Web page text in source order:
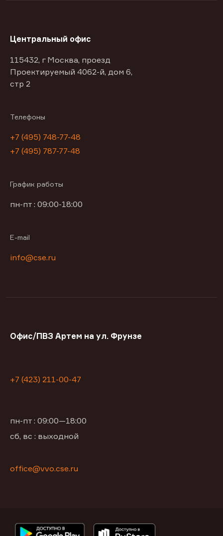
Центральный офис
115432, г Москва, проезд
Проектируемый 4062-й, дом 6,
стр 2
Телефоны
+7 (495) 748-77-48
+7 (495) 787-77-48
График работы
пн-пт : 09:00-18:00
E-mail
info@cse.ru
Офис/ПВЗ Артем на ул. Фрунзе
+7 (423) 211-00-47
пн-пт : 09:00—18:00
сб, вс : выходной
office@vvo.cse.ru